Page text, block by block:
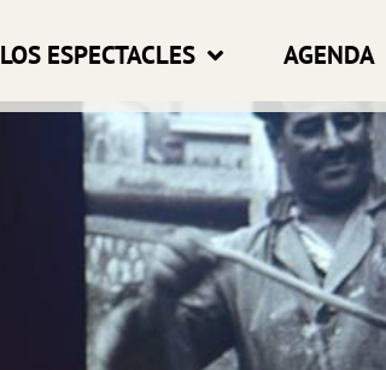
LOS ESPECTACLES AGENDA